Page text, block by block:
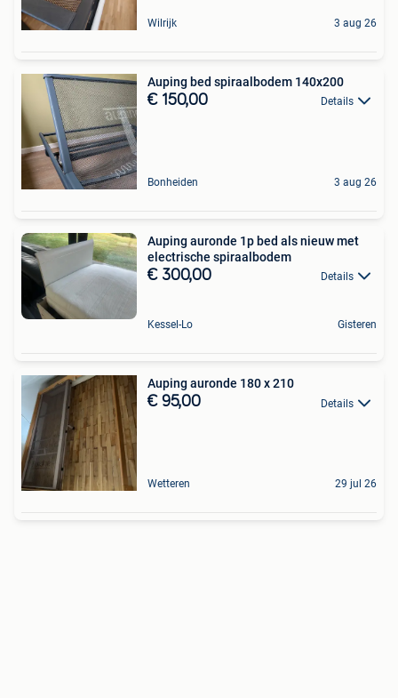
Wilrijk 3 aug 26
Auping bed spiraalbodem 140x200
€ 150,00 Details
Bonheiden 3 aug 26
Auping auronde 1p bed als nieuw met
electrische spiraalbodem
€ 300,00 Details
Kessel-Lo Gisteren
Auping auronde 180 x 210
€ 95,00 Details
Wetteren 29 jul 26